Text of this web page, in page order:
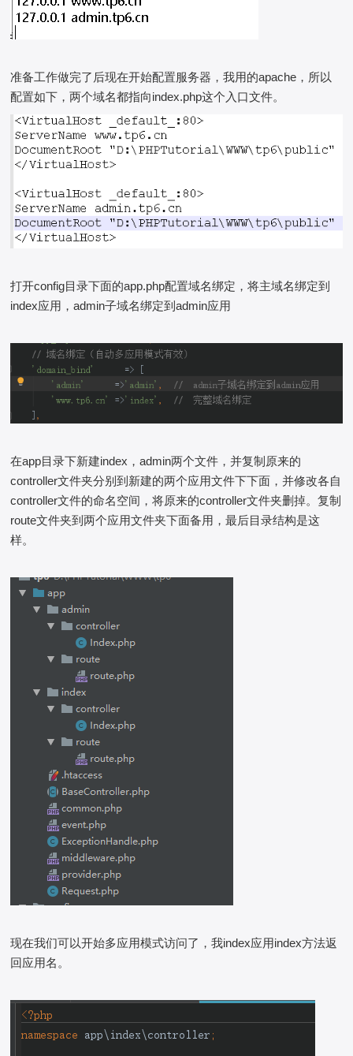
准备工作做完了后现在开始配置服务器，我用的apache，所以
配置如下，两个域名都指向index.php这个入口文件。
打开config目录下面的app.php配置域名绑定，将主域名绑定到
index应用，admin子域名绑定到admin应用
在app目录下新建index，admin两个文件，并复制原来的
controller文件夹分别到新建的两个应用文件下下面，并修改各自
controller文件的命名空间，将原来的controller文件夹删掉。复制
route文件夹到两个应用文件夹下面备用，最后目录结构是这
样。
现在我们可以开始多应用模式访问了，我index应用index方法返
回应用名。